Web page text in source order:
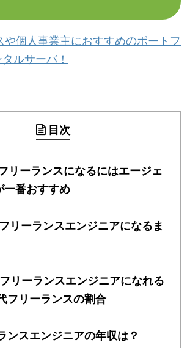
や個人事業主におすすめのポートフ
ルサーバ！
目次
リーランスになるにはエージェ
一番おすすめ
リーランスエンジニアになるま
リーランスエンジニアになれる
フリーランスの割合
ンスエンジニアの年収は？